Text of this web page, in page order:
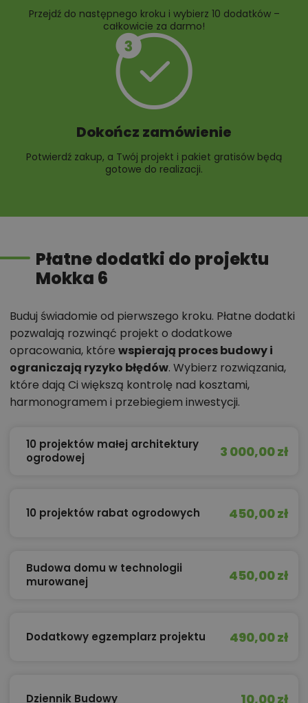
Przejdź do następnego kroku i wybierz 10 dodatków –
całkowicie za darmo!
Dokończ zamówienie
Potwierdź zakup, a Twój projekt i pakiet gratisów będą
gotowe do realizacji.
Płatne dodatki do projektu
Mokka 6
Buduj świadomie od pierwszego kroku. Płatne dodatki
pozwalają rozwinąć projekt o dodatkowe
opracowania, które wspierają proces budowy i
ograniczają ryzyko błędów. Wybierz rozwiązania,
które dają Ci większą kontrolę nad kosztami,
harmonogramem i przebiegiem inwestycji.
10 projektów małej architektury
ogrodowej
3 000,00 zł
10 projektów rabat ogrodowych 450,00 zł
Budowa domu w technologii
murowanej
450,00 zł
Dodatkowy egzemplarz projektu 490,00 zł
Dziennik Budowy 10,00 zł